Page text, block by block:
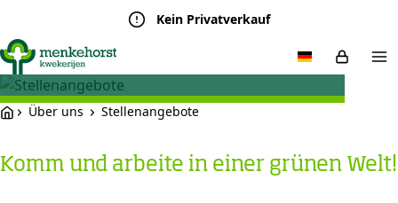
Kein Privatverkauf
Stellenangebote
Über uns Stellenangebote
Komm und arbeite in einer grünen Welt!